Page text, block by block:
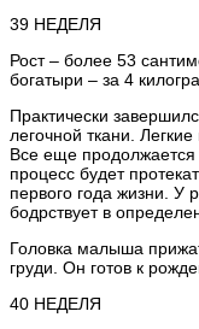
39 НЕДЕЛЯ
Рост – более 53
богатыри – за 4
Практически
легочной ткани.
Все еще продолжается
процесс будет
первого года жизни. У
бодрствует в
Головка малыша
груди. Он готов к
40 НЕДЕЛЯ